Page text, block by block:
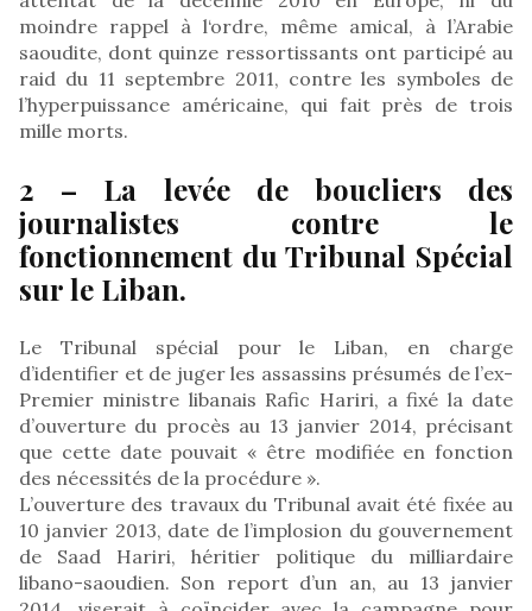
moindre rappel à l‘ordre, même amical, à l’Arabie
saoudite, dont quinze ressortissants ont participé au
raid du 11 septembre 2011, contre les symboles de
l’hyperpuissance américaine, qui fait près de trois
mille morts.
2 – La levée de boucliers des
journalistes contre le
fonctionnement du Tribunal Spécial
sur le Liban.
Le Tribunal spécial pour le Liban, en charge
d’identifier et de juger les assassins présumés de l’ex-
Premier ministre libanais Rafic Hariri, a fixé la date
d’ouverture du procès au 13 janvier 2014, précisant
que cette date pouvait « être modifiée en fonction
des nécessités de la procédure ».
L’ouverture des travaux du Tribunal avait été fixée au
10 janvier 2013, date de l’implosion du gouvernement
de Saad Hariri, héritier politique du milliardaire
libano-saoudien. Son report d’un an, au 13 janvier